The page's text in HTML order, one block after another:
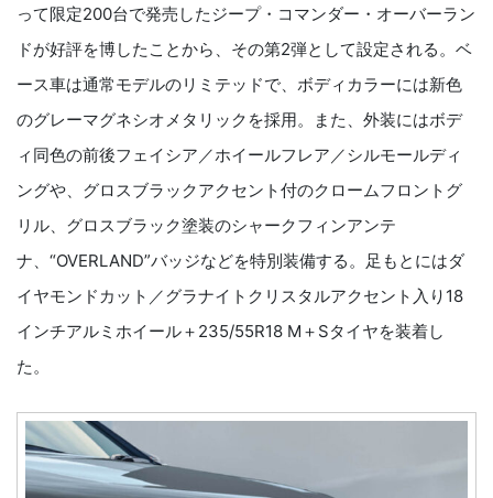
って限定200台で発売したジープ・コマンダー・オーバーラン
ドが好評を博したことから、その第2弾として設定される。ベ
ース車は通常モデルのリミテッドで、ボディカラーには新色
のグレーマグネシオメタリックを採用。また、外装にはボデ
ィ同色の前後フェイシア／ホイールフレア／シルモールディ
ングや、グロスブラックアクセント付のクロームフロントグ
リル、グロスブラック塗装のシャークフィンアンテ
ナ、“OVERLAND”バッジなどを特別装備する。足もとにはダ
イヤモンドカット／グラナイトクリスタルアクセント入り18
インチアルミホイール＋235/55R18 M＋Sタイヤを装着し
た。